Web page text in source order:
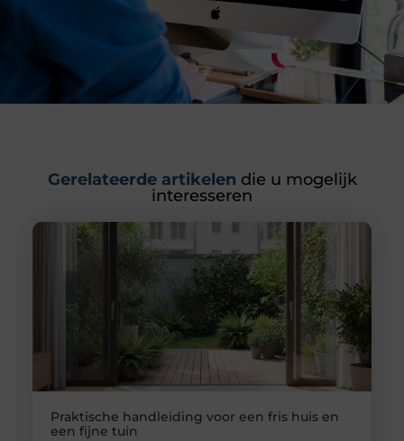
Gerelateerde artikelen die u mogelijk
interesseren
Praktische handleiding voor een fris huis en
een fijne tuin